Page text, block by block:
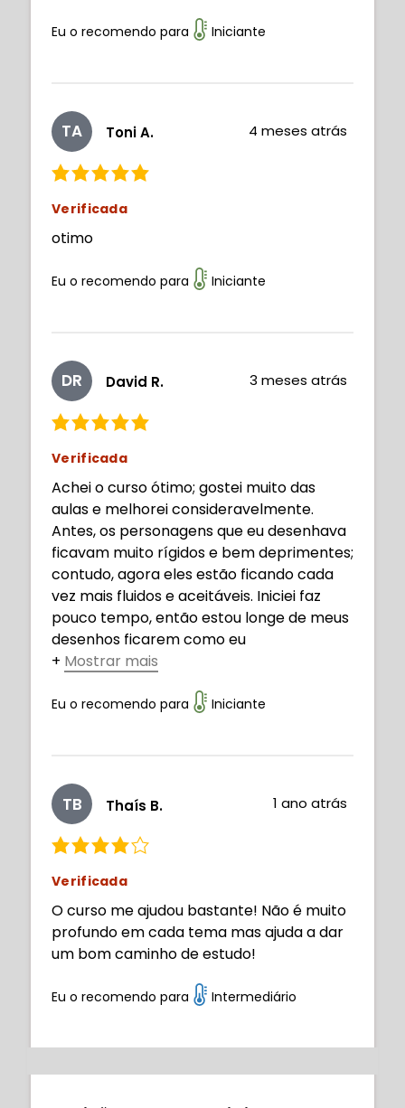
Eu o recomendo para Iniciante
TA Toni A. 4 meses atrás
Verificada
otimo
Eu o recomendo para Iniciante
DR David R. 3 meses atrás
Verificada
Achei o curso ótimo; gostei muito das
aulas e melhorei consideravelmente.
Antes, os personagens que eu desenhava
ficavam muito rígidos e bem deprimentes;
contudo, agora eles estão ficando cada
vez mais fluidos e aceitáveis. Iniciei faz
pouco tempo, então estou longe de meus
desenhos ficarem como eu
+ Mostrar mais
parte posso melhorar ainda mais graças a
Eu o recomendo para Iniciante
TB Thaís B. 1 ano atrás
Verificada
O curso me ajudou bastante! Não é muito
profundo em cada tema mas ajuda a dar
um bom caminho de estudo!
Eu o recomendo para Intermediário